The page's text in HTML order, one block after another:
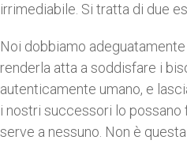
irrimediabile. Si tratta di due
Noi dobbiamo
renderla atta a soddisfare i
autenticamente umano, e
i nostri successori lo possano
serve a nessuno. Non è